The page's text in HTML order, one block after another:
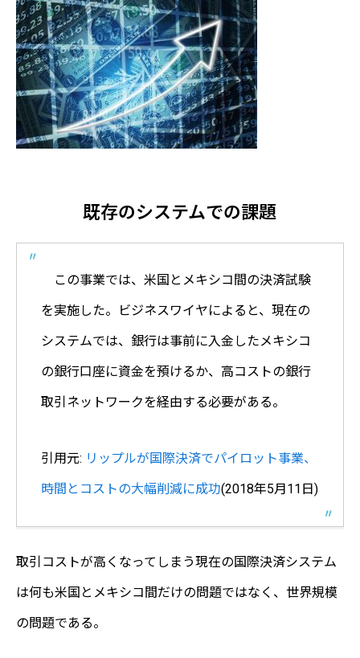
既存のシステムでの課題
この事業では、米国とメキシコ間の決済試験
を実施した。ビジネスワイヤによると、現在の
システムでは、銀行は事前に入金したメキシコ
の銀行口座に資金を預けるか、高コストの銀行
取引ネットワークを経由する必要がある。
引用元: リップルが国際決済でパイロット事業、
時間とコストの大幅削減に成功(2018年5月11日)
取引コストが高くなってしまう現在の国際決済システム
は何も米国とメキシコ間だけの問題ではなく、世界規模
の問題である。